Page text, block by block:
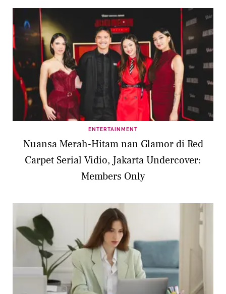
ENTERTAINMENT
Nuansa Merah-Hitam nan Glamor di Red
Carpet Serial Vidio, Jakarta Undercover:
Members Only